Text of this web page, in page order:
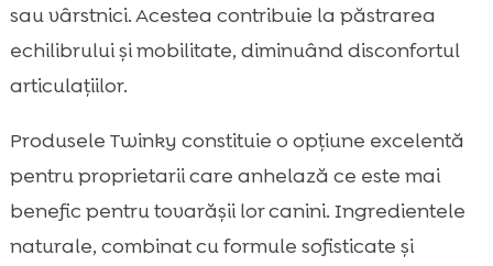
sau vârstnici. Acestea contribuie la păstrarea
echilibrului și mobilitate, diminuând disconfortul
articulațiilor.
Produsele Twinky constituie o opțiune excelentă
pentru proprietarii care anhelază ce este mai
benefic pentru tovarășii lor canini. Ingredientele
naturale, combinat cu formule sofisticate și